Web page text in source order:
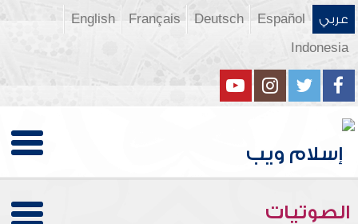
عربي Español
Deutsch
Français
English
Indonesia
الصوتيات